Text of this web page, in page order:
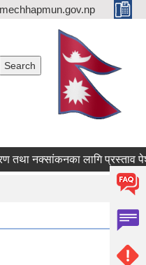
नक्सांकनका लागि प्रस्ताव पेश